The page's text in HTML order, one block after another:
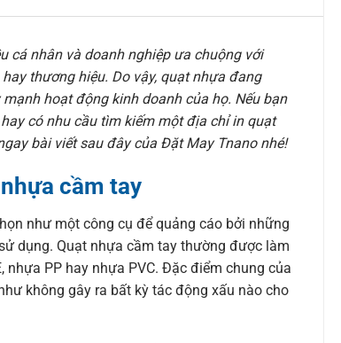
nhân và doanh nghiệp ưa chuộng với
thương hiệu. Do vậy, quạt nhựa đang
hoạt động kinh doanh của họ. Nếu bạn
có nhu cầu tìm kiếm một địa chỉ in quạt
bài viết sau đây của Đặt May Tnano nhé!
cầm tay
như một công cụ để quảng cáo bởi những
dụng. Quạt nhựa cầm tay thường được làm
PP hay nhựa PVC. Đặc điểm chung của
không gây ra bất kỳ tác động xấu nào cho